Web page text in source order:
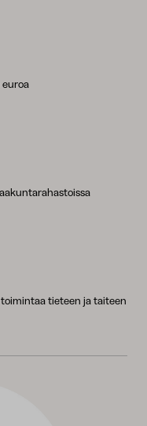
tieteen ja taiteen